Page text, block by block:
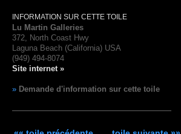
INFORMATION SUR CETTE TOILE
Lu Martin Galleries
372, North Coast Hwy
Laguna Beach (California) USA
(949) 494-8074
Site internet »
» Demande d'information sur cette toile